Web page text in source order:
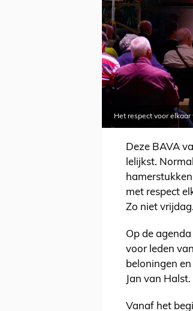
Het respect voor
Deze BAVA
lelijkst.
met respect
Zo niet vrijdag.
Op de
voor leden
beloningen
Jan van Halst.
Vanaf het